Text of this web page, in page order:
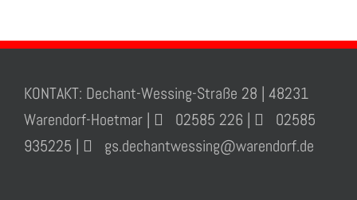
KONTAKT: Dechant-Wessing-Straße 28 | 48231
Warendorf-Hoetmar |
02585 226 |
02585
935225 |
gs.dechantwessing@warendorf.de